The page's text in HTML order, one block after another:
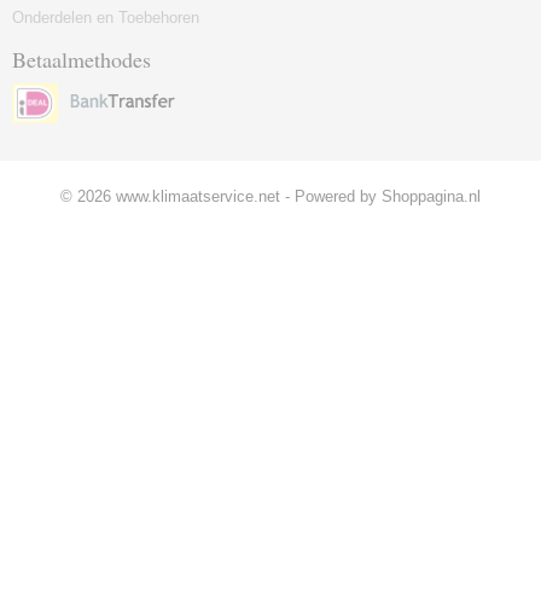
Onderdelen en Toebehoren
Betaalmethodes
© 2026 www.klimaatservice.net - Powered by Shoppagina.nl